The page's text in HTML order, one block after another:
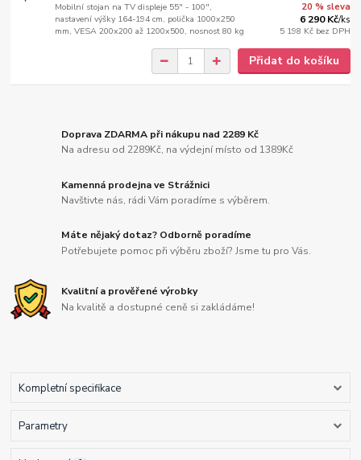
Mobilní stojan na TV displeje 55" - 100",
nastavení výšky 164-194 cm, polička 1000x250
mm, VESA 200x200 až 1200x500, nosnost 80 kg
20 % sleva
6 290 Kč/ks
5 198 Kč bez DPH
Přidat do košíku
Doprava ZDARMA při nákupu nad 2289 Kč
Na adresu od 2289Kč, na výdejní místo od 1389Kč
Kamenná prodejna ve Strážnici
Navštivte nás, rádi Vám poradíme s výběrem.
Máte nějaký dotaz? Odborně poradíme
Potřebujete pomoc při výběru zboží? Jsme tu pro Vás.
Kvalitní a prověřené výrobky
Na kvalitě a dostupné ceně si zakládáme!
Kompletní specifikace
Parametry